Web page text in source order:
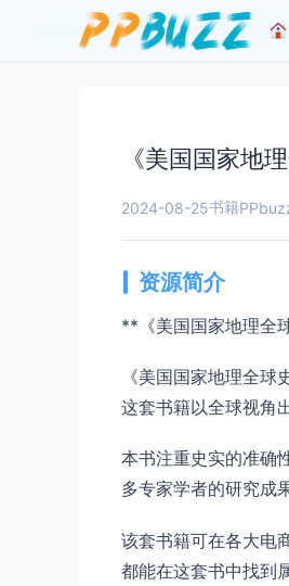
《美国国家地
2024-08-25书籍
资源简介
**《美国国家地理全
《美国国家地理全
这套书籍以全球视角
本书注重史实的准确
多专家学者的研究成
该套书籍可在各大电
都能在这套书中找到